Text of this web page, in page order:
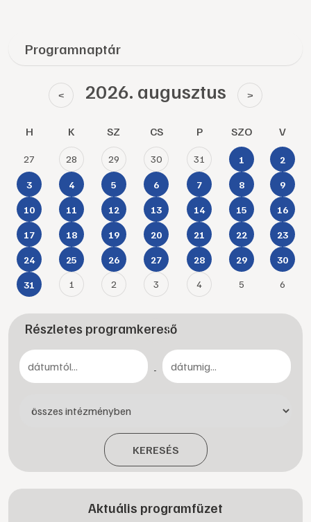
Programnaptár
< 2026. augusztus >
H K SZ CS P SZO V
27 28 29 30 31 1 2
3 4 5 6 7 8 9
10 11 12 13 14 15 16
17 18 19 20 21 22 23
24 25 26 27 28 29 30
31 1 2 3 4 5 6
Részletes programkereső
-
KERESÉS
Aktuális programfüzet